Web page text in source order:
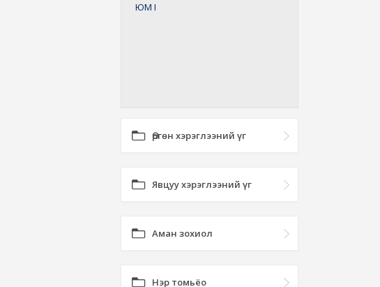
ЮМ I
Өргөн хэрэглээний үг
Явцуу хэрэглээний үг
Аман зохиол
Нэр томьёо